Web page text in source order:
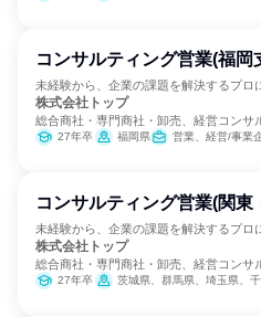
コンサルティング営業(福岡
未経験から、企業の課題を解決するプロ
株式会社トップ
総合商社・専門商社・卸売、経営コンサ
27年卒 福岡県 営業、経営/事業
コンサルティング営業(関東
未経験から、企業の課題を解決するプロ
株式会社トップ
総合商社・専門商社・卸売、経営コンサ
27年卒 茨城県、群馬県、埼玉県、千葉県、東京都、神奈川県、長野県